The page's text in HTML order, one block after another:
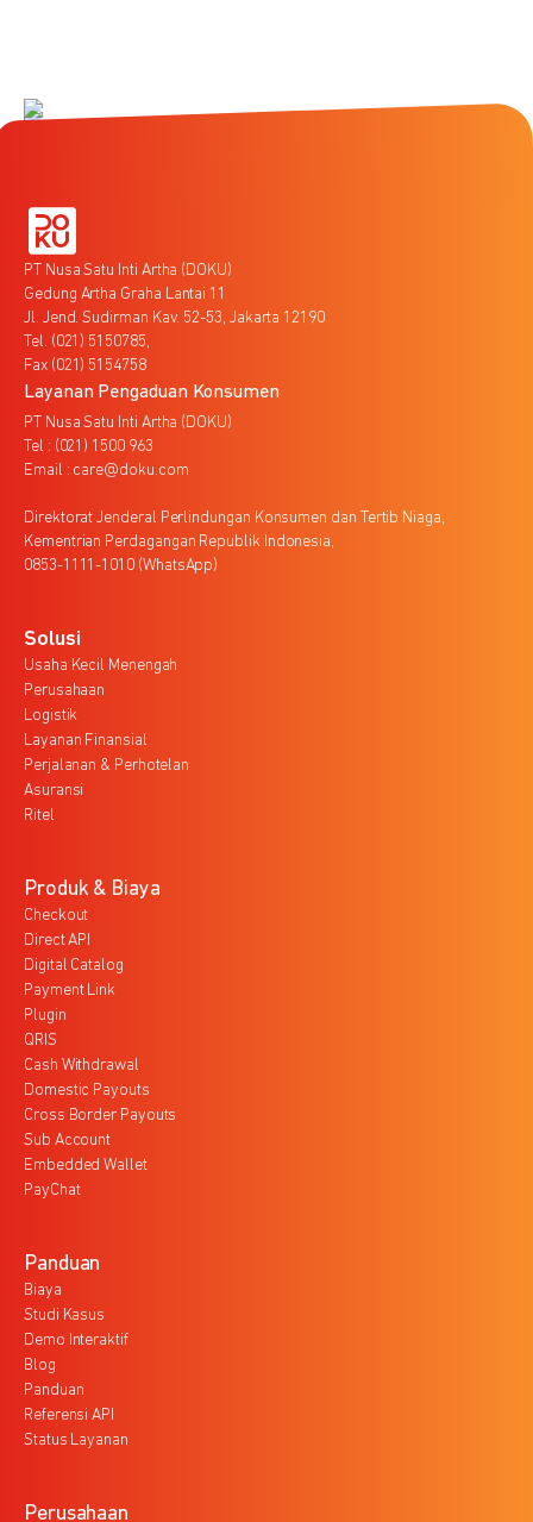
PT Nusa Satu Inti Artha (DOKU)
Gedung Artha Graha Lantai 11
Jl. Jend. Sudirman Kav. 52-53, Jakarta 12190
Tel. (021) 5150785,
Fax (021) 5154758
Layanan Pengaduan Konsumen
PT Nusa Satu Inti Artha (DOKU)
Tel : (021) 1500 963
Email : care@doku.com
Direktorat Jenderal Perlindungan Konsumen dan Tertib Niaga,
Kementrian Perdagangan Republik Indonesia,
0853-1111-1010 (WhatsApp)
Solusi
Usaha Kecil Menengah
Perusahaan
Logistik
Layanan Finansial
Perjalanan & Perhotelan
Asuransi
Ritel
Produk & Biaya
Checkout
Direct API
Digital Catalog
Payment Link
Plugin
QRIS
Cash Withdrawal
Domestic Payouts
Cross Border Payouts
Sub Account
Embedded Wallet
PayChat
Panduan
Biaya
Studi Kasus
Demo Interaktif
Blog
Panduan
Referensi API
Status Layanan
Perusahaan